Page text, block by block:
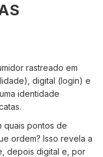
rastreado em
digital (login) e
identidade
quais pontos de
ordem? Isso revela a
depois digital e, por